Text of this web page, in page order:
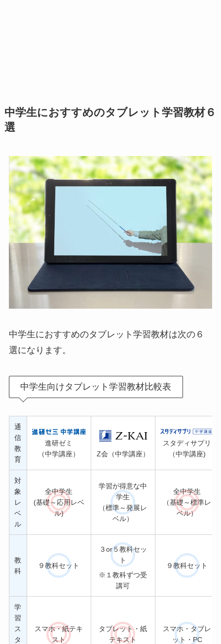
中学生におすすめのタブレット学習教材６
選
中学生におすすめのタブレット学習教材は次の６
選になります。
中学生向けタブレット学習教材比較表
通
信
教
育
進研ゼミ
（中学講座）
Z会（中学講座）
スタディサプリ
（中学講座)
対
象
レ
ベ
ル
全中学生
(基礎～応用レベ
ル)
学習が得意な中
学生
（標準～発展レ
ベル）
全中学生
（基礎～標準レ
ベル）
教
科
９教科セット
３or５教科セッ
ト
※１教科ずつ受
講可
９教科セット
学
習
ス
タ
スマホ・紙テキ
スト
タブレット・紙
テキスト
スマホ・タブレ
ット・PC